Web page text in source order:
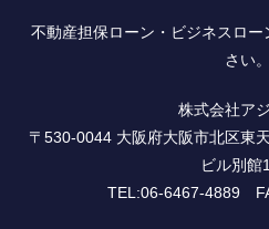
不動産担保ローン・ビジネスロ
さい。
株式会社ア
〒530-0044 大阪府大阪市北区東
ビル別館
TEL:06-6467-4889